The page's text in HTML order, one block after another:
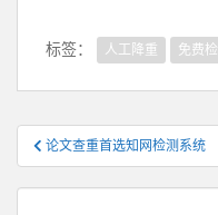
标签： 人工降重 免费
文
章
导
论文查重首选知网检测系统